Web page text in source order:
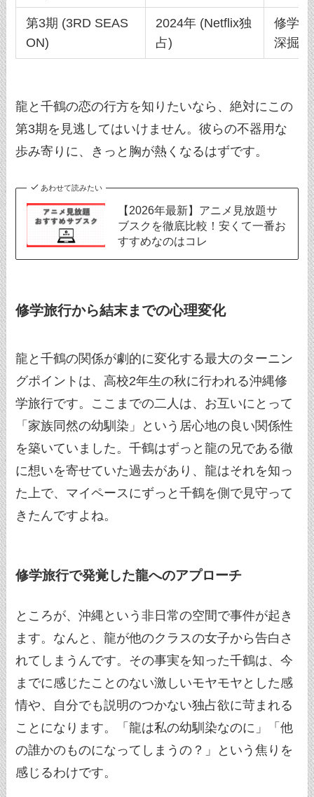
第3期 (3RD SEAS
ON)
2024年 (Netflix独
占)
修学
深掘り
龍と千鶴の恋の行方を知りたいなら、絶対にこの
第3期を見逃してはいけません。彼らの不器用な
歩み寄りに、きっと胸が熱くなるはずです。
あわせて読みたい
【2026年最新】アニメ見放題サ
ブスクを徹底比較！安くて一番お
すすめなのはコレ
修学旅行から結末までの心理変化
龍と千鶴の関係が劇的に変化する最大のターニン
グポイントは、高校2年生の秋に行われる沖縄修
学旅行です。ここまでの二人は、お互いにとって
「家族同然の幼馴染」という居心地の良い関係性
を築いていました。千鶴はずっと龍の兄である徹
に想いを寄せていた過去があり、龍はそれを知っ
た上で、マイペースにずっと千鶴を側で見守って
きたんですよね。
修学旅行で発覚した龍へのアプローチ
ところが、沖縄という非日常の空間で事件が起き
ます。なんと、龍が他のクラスの女子から告白さ
れてしまうんです。その事実を知った千鶴は、今
までに感じたことのない激しいモヤモヤとした感
情や、自分でも説明のつかない独占欲に苛まれる
ことになります。「龍は私の幼馴染なのに」「他
の誰かのものになってしまうの？」という焦りを
感じるわけです。